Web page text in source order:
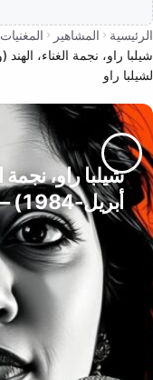
الرئيسية المشاهير
المغنيات
لشيلبا راو
أبريل-1984) – الدليل الشامل لشيلبا راو